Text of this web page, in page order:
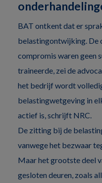
BAT ontkent dat er
belastingontwijking. De
compromis waren geen
traineerde, zei de
het bedrijf wordt
belastingwetgeving in
actief is, schrijft NRC.
De zitting bij de
vanwege het bezwaar
Maar het grootste deel
gesloten deuren, zoals